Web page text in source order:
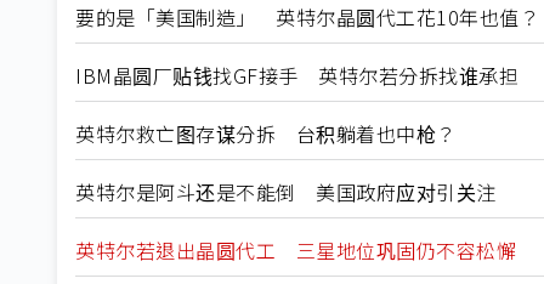
要的是「美国制造」 英特尔晶圆代工花10年也值？
IBM晶圆厂贴钱找GF接手 英特尔若分拆找谁承担
英特尔救亡图存谋分拆 台积躺着也中枪？
英特尔是阿斗还是不能倒 美国政府应对引关注
英特尔若退出晶圆代工 三星地位巩固仍不容松懈